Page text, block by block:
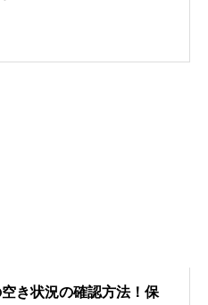
き状況の確認方法！保